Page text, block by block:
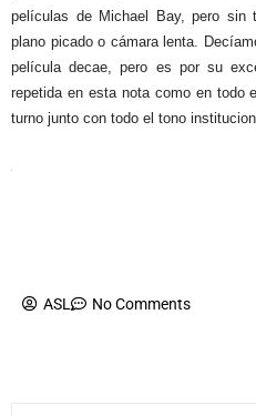
películas de Michael Bay, pero sin
plano picado o cámara lenta.
película decae, pero es por su
repetida en esta nota como en todo
turno junto con todo el tono
ASL No Comments